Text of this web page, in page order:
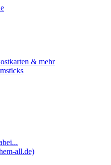
& mehr
all.de)